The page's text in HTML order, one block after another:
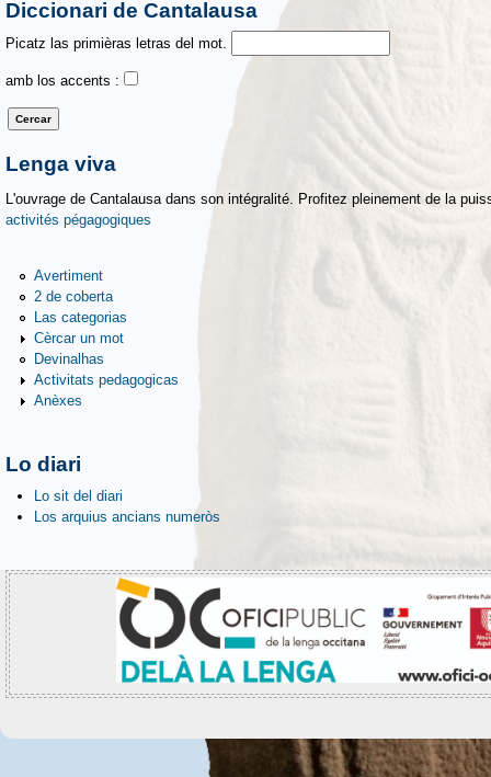
Diccionari de Cantalausa
Picatz las primièras letras del mot.
amb los accents :
Lenga viva
L'ouvrage de Cantalausa dans son intégralité. Profitez pleinement de la
activités pégagogiques
Avertiment
2 de coberta
Las categorias
Cèrcar un mot
Devinalhas
Activitats pedagogicas
Anèxes
Lo diari
Lo sit del diari
Los arquius ancians numeròs